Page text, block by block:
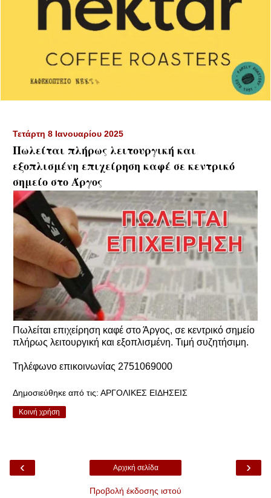
Τετάρτη 8 Ιανουαρίου 2025
Πωλείται πλήρως λειτουργική και
εξοπλισμένη επιχείρηση καφέ σε κεντρικό
σημείο στο Άργος
Πωλείται επιχείρηση καφέ στο Άργος, σε κεντρικό σημείο
πλήρως λειτουργική και εξοπλισμένη. Τιμή συζητήσιμη.
Τηλέφωνο επικοινωνίας 2751069000
Δημοσιεύθηκε από τις: ΑΡΓΟΛΙΚΕΣ ΕΙΔΗΣΕΙΣ
Κοινή χρήση
‹ ›
Αρχική σελίδα
Προβολή έκδοσης ιστού